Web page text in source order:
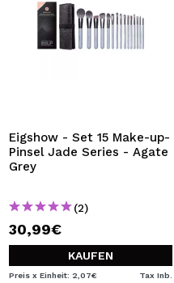
Eigshow - Set 15 Make-up-
Pinsel Jade Series - Agate
Grey
(2)
30,99€
KAUFEN
Preis x Einheit: 2,07€ Tax Inb.